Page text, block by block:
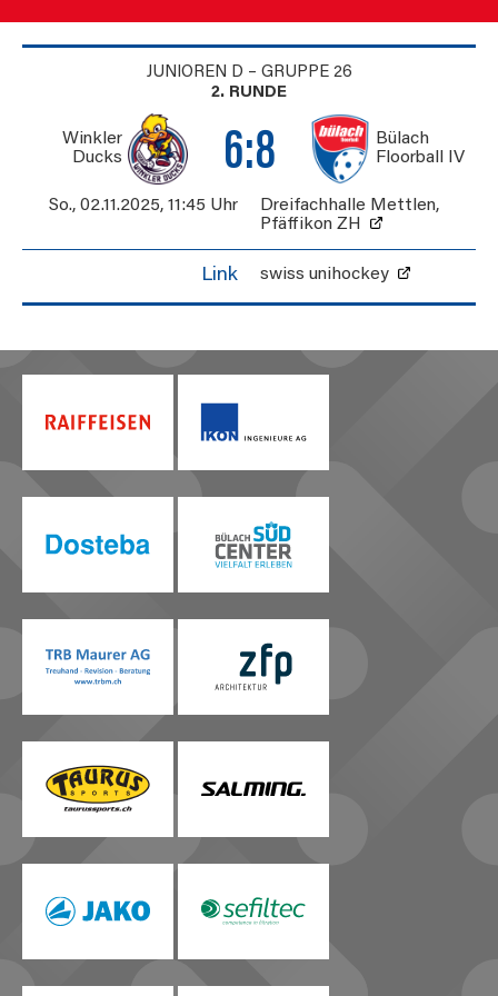
JUNIOREN D – GRUPPE 26
2. RUNDE
Winkler
Ducks
6:8
Bülach
Floorball IV
So., 02.11.2025, 11:45 Uhr Dreifachhalle Mettlen,
Pfäffikon ZH
Link swiss unihockey